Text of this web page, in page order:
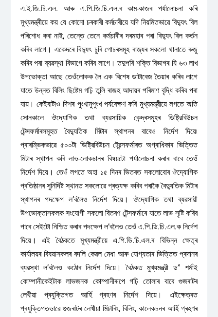
এ.ই.জি.চি.এল. আৰু এ.পি.জি.চি.এল.ৰ কাম-কাজৰ পৰ্যালোচনা কৰি
মুখ্যমন্ত্ৰীয়ে কয় যে কোনো চৰকাৰী কৰ্মচাৰীয়ে যদি নিয়মিতভাৱে বিদ্যুৎ বিল
পৰিশোধ কৰা নাই, তেন্তে তেনে কৰ্মচাৰীৰ দৰমহাৰ পৰা বিদ্যুৎ বিল কৰ্তন
কৰিব লাগে। একেদৰে বিদ্যুৎ চুৰি গোচৰসমূহ ৰাজ্যৰ সকলো থানাতে ৰুজু
কৰিব পৰা ব্যৱস্থা বিভাগে কৰিব লাগে। তদুপৰি শক্তি বিভাগৰ যি ৬৩ লাখ
উপভোক্তা আছে তেওঁলোকক লৈ এক বিশেষ ডাটাবেজ তৈয়াৰ কৰিব লাগে
যাতে উন্নত বিলিং ছিষ্টেম গঢ়ি তুলি ৰাজহ আদায়ৰ পৰিমাণ বৃদ্ধি কৰিব পৰা
যায়। কেইবাটাও দিশৰ পুংখানুপুংখ পর্যবেক্ষণ কৰি মুখ্যমন্ত্রীয়ে লগতে অতি
সোনকালে ঔদ্যোগিক তথা ব্যৱসায়িক কেন্দ্ৰসমূহৰ ডিষ্ট্রিবিউচন
টেন্সফৰ্মাৰসমূহত বৈদ্যুতিক মিটাৰ স্থাপনৰ বাবেও নিৰ্দেশ দিয়ে৷
প্ৰাৰম্ভিকভাৱে ৫০০টা ডিষ্ট্রিবিউচন ট্রেন্সফৰ্মাৰত অগ্ৰাধিকাৰ ভিত্তিত
মিটাৰ স্থাপন কৰি লাভ-লোকচানৰ বিষয়টো পর্যালোচনা কৰাৰ বাবে তেওঁ
নিৰ্দেশ দিয়ে। তেওঁ লগতে অহা ১৫ দিনৰ ভিতৰত সকলোবোৰ ঔদ্যোগিক
প্ৰতিষ্ঠানৰ সুনির্দিষ্ট স্থানত সকলোৱে প্ৰত্যক্ষ কৰিব পৰাকৈ বৈদ্যুতিক মিটাৰ
স্থাপনৰ পদক্ষেপ ল’বলৈও নির্দেশ দিয়ে। ঔদ্যোগিক তথা ব্যৱসায়ী
উপভোক্তাসকলক সংযোগী সকলো বিতৰণ টেন্সফর্মাৰে যাতে লাভ সৃষ্টি কৰিব
পাৰে সেইটো নিশ্চিত কৰাৰ পদক্ষেপ ল’বলৈও তেওঁ এ.পি.ডি.চি.এল.ক নির্দেশ
দিয়ে। এই বৈঠকতে মুখ্যমন্ত্রীয়ে এ.পি.ডি.চি.এল.ৰ বিভিন্ন ক্ষেত্ৰ
কাৰ্যালয়ৰ বিষয়াসকলৰ বদলি কেৱল মেধা আৰু যোগ্যতাৰ ভিত্তিত প্ৰদানৰ
ব্যৱস্থা ল’বলৈও কঠোৰ নিৰ্দেশ দিয়ে। বৈঠকত মুখ্যমন্ত্রী ড° শৰ্মাই
কোম্পানীকেইটাক লাভজনক কোম্পানীৰূপে গঢ়ি তোলাৰ বাবে গুজৰাটৰ
লেখীয়া প্ৰযুক্তিগত আৰ্হি গ্ৰহণৰ নিৰ্দেশ দিয়ে। এইক্ষেত্ৰত
প্ৰযুক্তিগতভাৱে গুজৰাটৰ লেখীয়া মিটাৰিং, বিলিং, কালেকচনৰ আৰ্হি গ্ৰহণৰ